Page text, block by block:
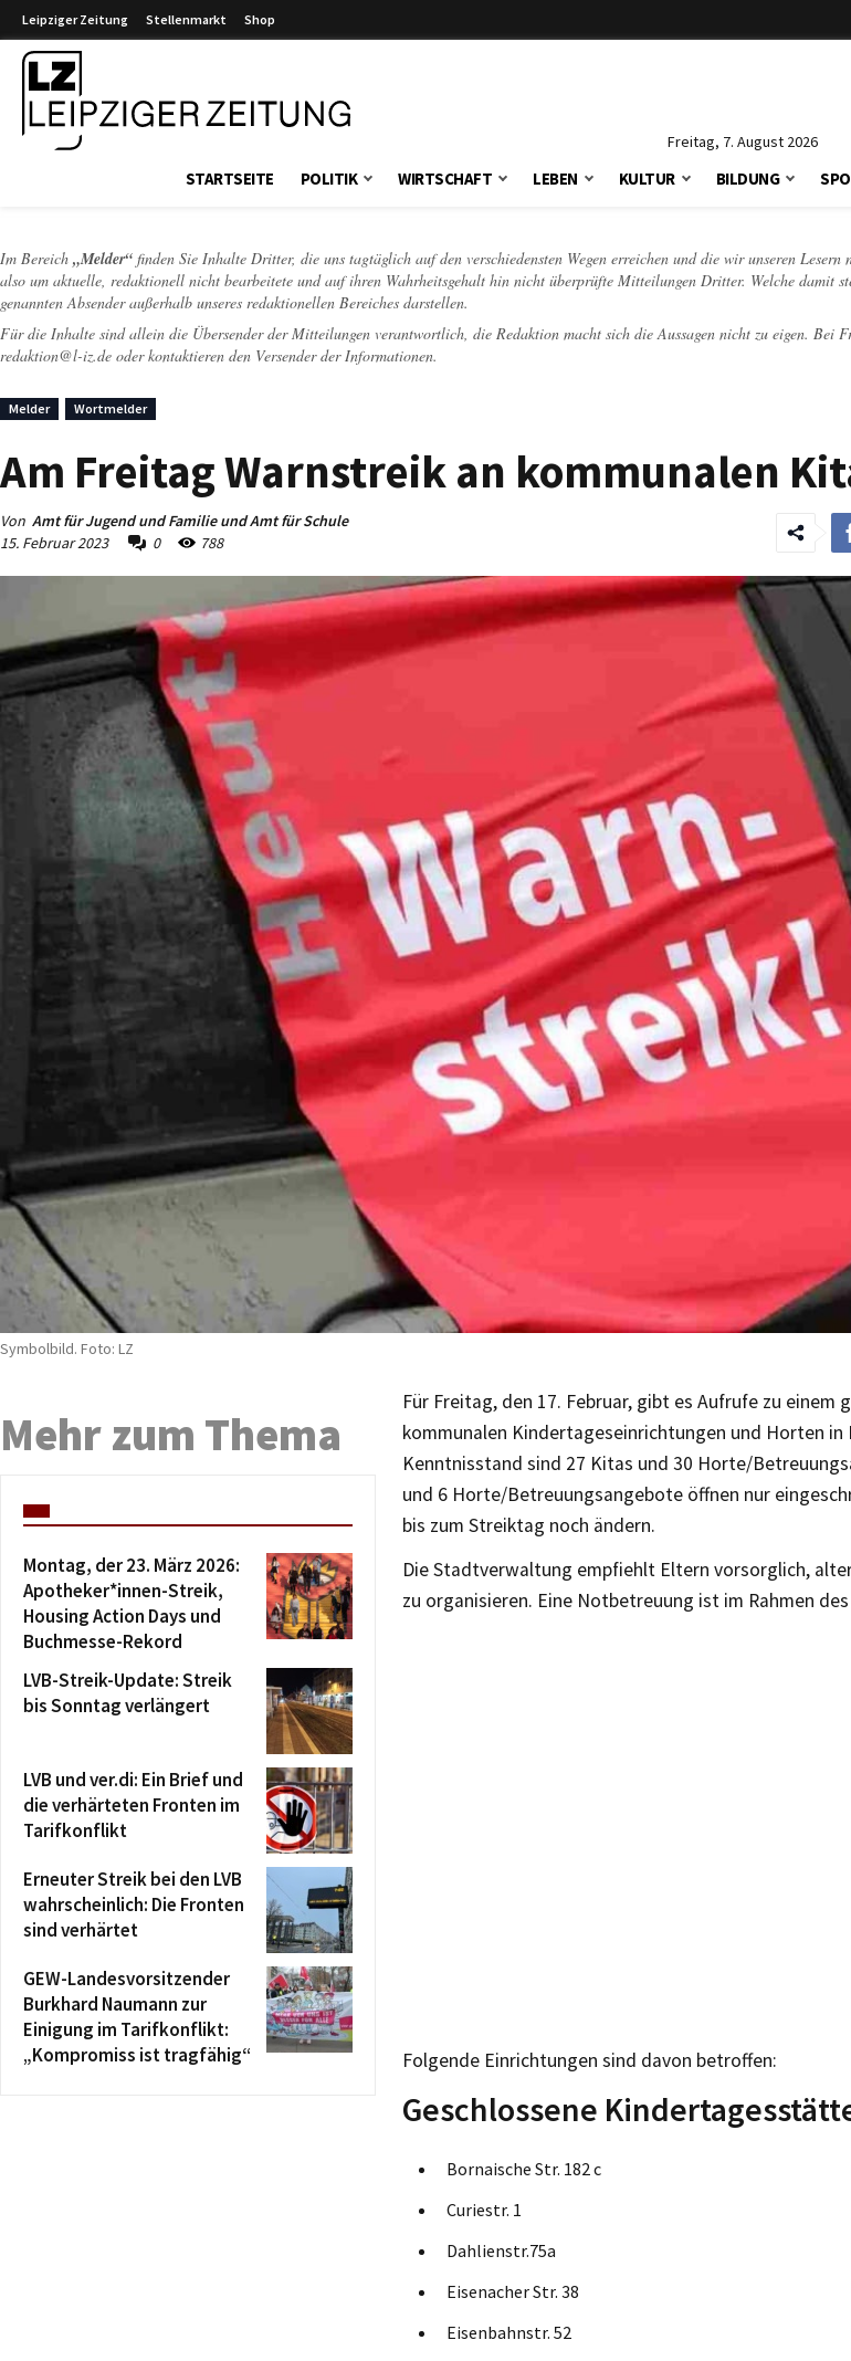
Leipziger Zeitung Stellenmarkt Shop
Freitag, 7. August 2026
STARTSEITE POLITIK WIRTSCHAFT LEBEN KULTUR BILDUNG
Im Bereich „Melder“ finden Sie Inhalte Dritter, die uns tagtäglich auf den verschiedensten Wegen erreichen und die wir unseren
also um aktuelle, redaktionell nicht bearbeitete und auf ihren Wahrheitsgehalt hin nicht überprüfte Mitteilungen Dritter. Welche damit
genannten Absender außerhalb unseres redaktionellen Bereiches darstellen.
Für die Inhalte sind allein die Übersender der Mitteilungen verantwortlich, die Redaktion macht sich die Aussagen nicht zu eigen. Bei
redaktion@l-iz.de oder kontaktieren den Versender der Informationen.
Melder Wortmelder
Am Freitag Warnstreik an kommunalen
Von Amt für Jugend und Familie und Amt für Schule
15. Februar 2023
0 788
Symbolbild. Foto: LZ
Für Freitag, den 17. Februar, gibt es Aufrufe zu einem
kommunalen Kindertageseinrichtungen und Horten in
Kenntnisstand sind 27 Kitas und 30 Horte/
und 6 Horte/Betreuungsangebote öffnen nur
bis zum Streiktag noch ändern.
Die Stadtverwaltung empfiehlt Eltern vorsorglich,
zu organisieren. Eine Notbetreuung ist im Rahmen
Folgende Einrichtungen sind davon betroffen:
Geschlossene
Bornaische Str. 182 c
Curiestr. 1
Dahlienstr.75a
Eisenacher Str. 38
Eisenbahnstr. 52
Mehr zum Thema
Montag, der 23. März 2026:
Apotheker*innen-Streik,
Housing Action Days und
Buchmesse-Rekord
LVB-Streik-Update: Streik
bis Sonntag verlängert
LVB und ver.di: Ein Brief und
die verhärteten Fronten im
Tarifkonflikt
Erneuter Streik bei den LVB
wahrscheinlich: Die Fronten
sind verhärtet
GEW-Landesvorsitzender
Burkhard Naumann zur
Einigung im Tarifkonflikt:
„Kompromiss ist tragfähig“